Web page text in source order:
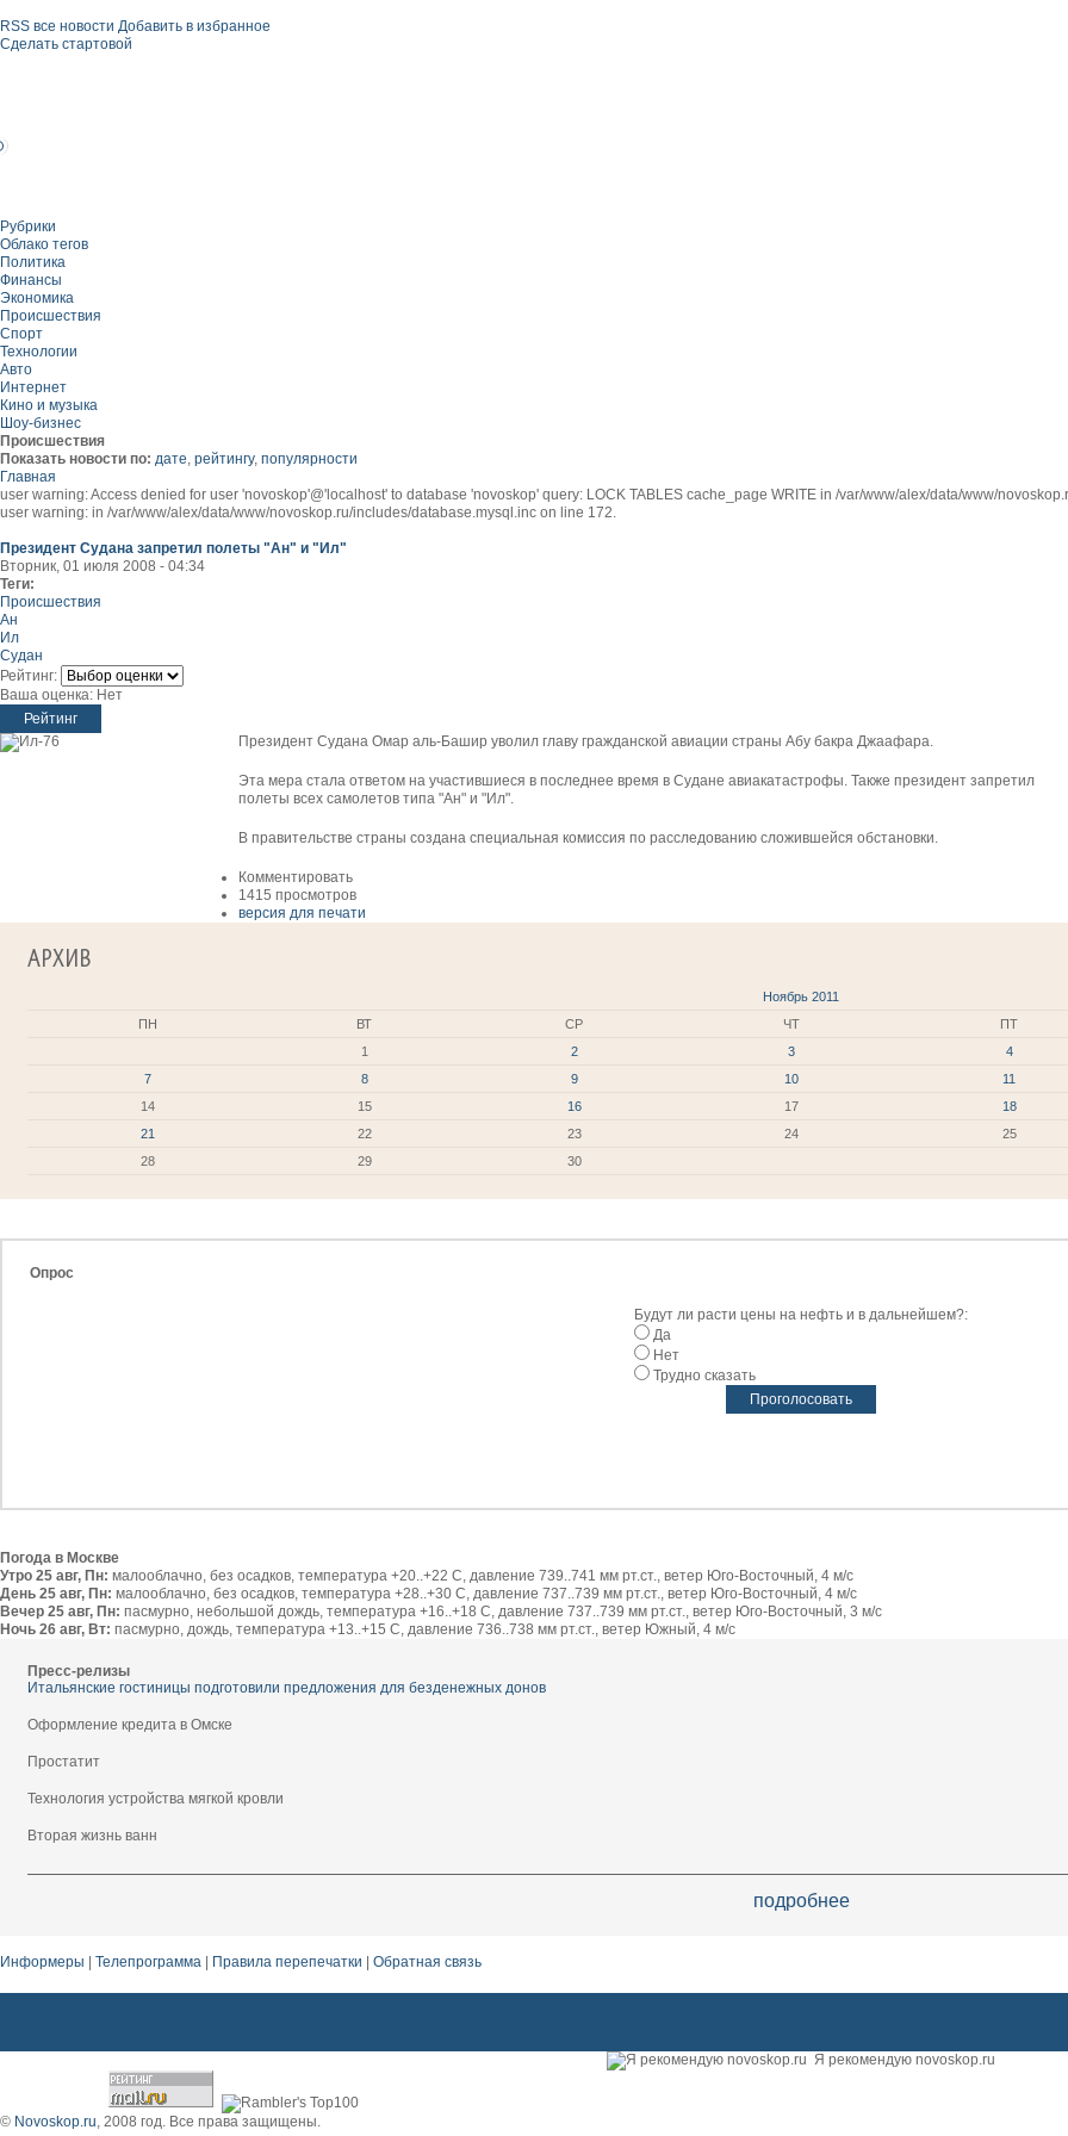
RSS все новости Добавить в избранное
Сделать стартовой
Рубрики
Облако тегов
Политика
Финансы
Экономика
Происшествия
Спорт
Технологии
Авто
Интернет
Кино и музыка
Шоу-бизнес
Происшествия
Показать новости по: дате, рейтингу, популярности
Главная
user warning: Access denied for user 'novoskop'@'localhost' to database 'novoskop' query: LOCK TABLES cache_page WRITE in /var/www/alex/data/www/
user warning: in /var/www/alex/data/www/novoskop.ru/includes/database.mysql.inc on line 172.
Президент Судана запретил полеты "Ан" и "Ил"
Вторник, 01 июля 2008 - 04:34
Теги:
Происшествия
Ан
Ил
Судан
Рейтинг:
Ваша оценка: Нет
Президент Судана Омар аль-Башир уволил главу гражданской авиации страны Абу бакра Джаафара.
Эта мера стала ответом на участившиеся в последнее время в Судане авиакатастрофы. Также президент запретил
полеты всех самолетов типа "Ан" и "Ил".
В правительстве страны создана специальная комиссия по расследованию сложившейся обстановки.
Комментировать
1415 просмотров
версия для печати
АРХИВ
Ноябрь 2011
ПН
ВТ СР ЧТ ПТ
1
2 3 4
7
8 9 10 11
14
15 16 17 18
21
22 23 24 25
28
29 30
Опрос
Будут ли расти цены на нефть и в дальнейшем?:
Да
Нет
Трудно сказать
Погода в Москве
Утро 25 авг, Пн: малооблачно, без осадков, температура +20..+22 С, давление 739..741 мм рт.ст., ветер Юго-Восточный, 4 м/с
День 25 авг, Пн: малооблачно, без осадков, температура +28..+30 С, давление 737..739 мм рт.ст., ветер Юго-Восточный, 4 м/с
Вечер 25 авг, Пн: пасмурно, небольшой дождь, температура +16..+18 С, давление 737..739 мм рт.ст., ветер Юго-Восточный, 3 м/с
Ночь 26 авг, Вт: пасмурно, дождь, температура +13..+15 С, давление 736..738 мм рт.ст., ветер Южный, 4 м/с
Пресс-релизы
Итальянские гостиницы подготовили предложения для безденежных донов
Оформление кредита в Омске
Простатит
Технология устройства мягкой кровли
Вторая жизнь ванн
подробнее
Информеры Телепрограмма Правила перепечатки Обратная связь
Я рекомендую novoskop.ru
© Novoskop.ru, 2008 год. Все права защищены.